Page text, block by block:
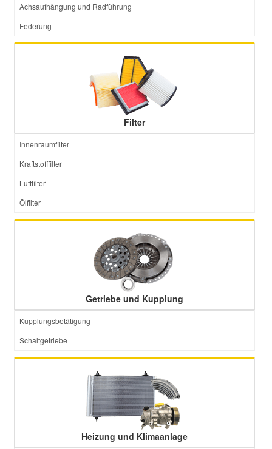
Achsaufhängung und Radführung
Federung
Filter
Innenraumfilter
Kraftstofffilter
Luftfilter
Ölfilter
Getriebe und Kupplung
Kupplungsbetätigung
Schaltgetriebe
Heizung und Klimaanlage